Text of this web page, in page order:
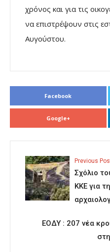
χρόνος και για τις
να επιστρέψουν στις
Αυγούστου.
Facebook
Google+
Previous
Σχόλιο
ΚΚΕ για
ΕΟΔΥ : 207 νέα